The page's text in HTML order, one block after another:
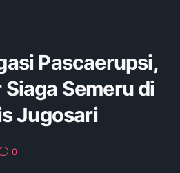
Pascaerupsi,
Siaga Semeru di
Jugosari
0